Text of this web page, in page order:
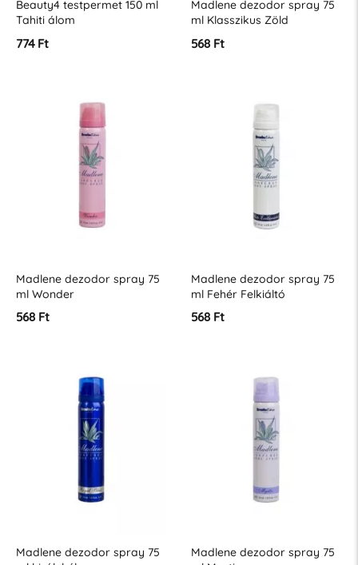
Beauty4 testpermet 150 ml
Tahiti álom
774 Ft
Madlene dezodor spray 75
ml Klasszikus Zöld
568 Ft
Madlene dezodor spray 75
ml Wonder
568 Ft
Madlene dezodor spray 75
ml Fehér Felkiáltó
568 Ft
Madlene dezodor spray 75
Madlene dezodor spray 75